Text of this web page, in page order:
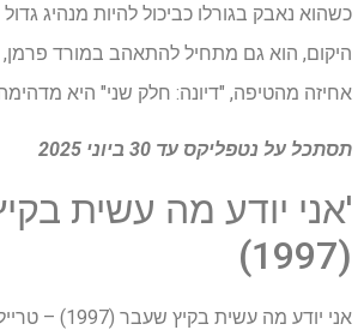
כשהוא נאבק בגורלו כביכול להיות מנהיג
היקום, הוא גם מתחיל להתאהב במורד פרמן,
אחיזה מהטיפה, "דיונה: חלק שני" היא
תסתכל על נטפליקס עד 30 ביוני 2025
'אני יודע מה עשית
(1997)